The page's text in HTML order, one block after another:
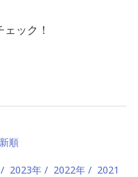
ック！
順
2023年 2022年
2021